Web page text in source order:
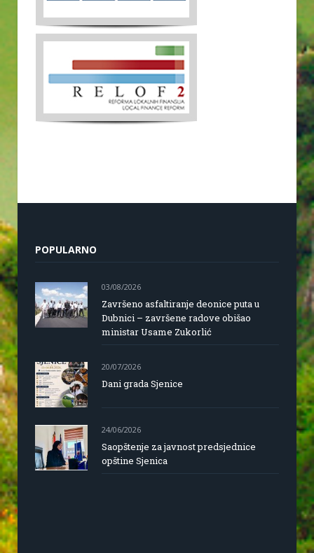
POPULARNO
03/08/2026
Završeno asfaltiranje deonice puta u
Dubnici – završene radove obišao
ministar Usame Zukorlić
20/07/2026
Dani grada Sjenice
24/06/2026
Saopštenje za javnost predsjednice
opštine Sjenica